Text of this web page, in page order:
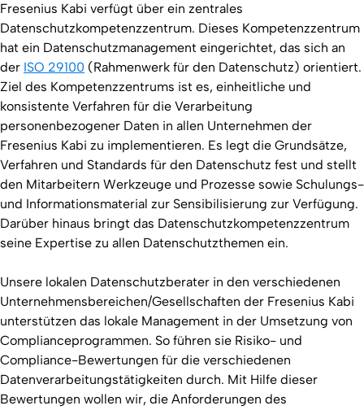
Fresenius Kabi verfügt über ein zentrales
Datenschutzkompetenzzentrum. Dieses Kompetenzzentrum
hat ein Datenschutzmanagement eingerichtet, das sich an
der ISO 29100 (Rahmenwerk für den Datenschutz) orientiert.
Ziel des Kompetenzzentrums ist es, einheitliche und
konsistente Verfahren für die Verarbeitung
personenbezogener Daten in allen Unternehmen der
Fresenius Kabi zu implementieren. Es legt die Grundsätze,
Verfahren und Standards für den Datenschutz fest und stellt
den Mitarbeitern Werkzeuge und Prozesse sowie Schulungs-
und Informationsmaterial zur Sensibilisierung zur Verfügung.
Darüber hinaus bringt das Datenschutzkompetenzzentrum
seine Expertise zu allen Datenschutzthemen ein.
Unsere lokalen Datenschutzberater in den verschiedenen
Unternehmensbereichen/Gesellschaften der Fresenius Kabi
unterstützen das lokale Management in der Umsetzung von
Complianceprogrammen. So führen sie Risiko- und
Compliance-Bewertungen für die verschiedenen
Datenverarbeitungstätigkeiten durch. Mit Hilfe dieser
Bewertungen wollen wir, die Anforderungen des